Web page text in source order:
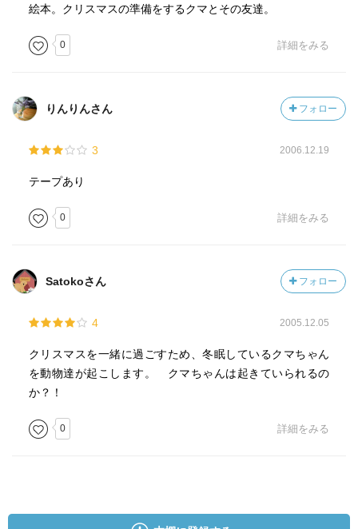
絵本。クリスマスの準備をするクマとその友達。
0 詳細をみる
りんりんさん フォロー
3 2006.12.19
テープあり
0 詳細をみる
Satokoさん フォロー
4 2005.12.05
クリスマスを一緒に過ごすため、冬眠しているクマちゃん
を動物達が起こします。 クマちゃんは起きていられるの
か？！
0 詳細をみる